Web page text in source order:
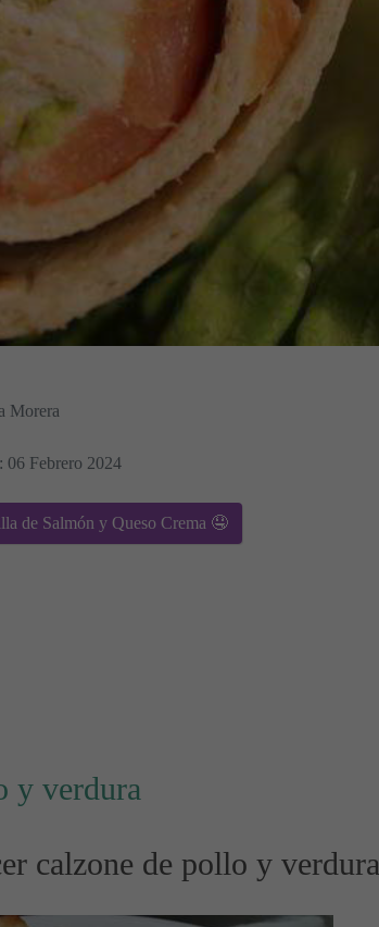
Morera
06 Febrero 2024
de Salmón y Queso Crema 🤤
y verdura
calzone de pollo y verdura